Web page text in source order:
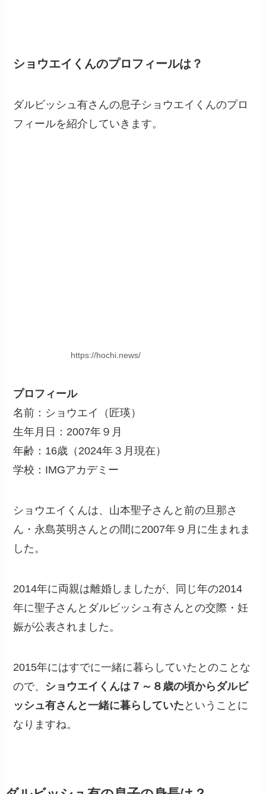
ショウエイくんのプロフィールは？
ダルビッシュ有さんの息子ショウエイくんのプロ
フィールを紹介していきます。
https://hochi.news/
プロフィール
名前：ショウエイ（匠瑛）
生年月日：2007年９月
年齢：16歳（2024年３月現在）
学校：IMGアカデミー
ショウエイくんは、山本聖子さんと前の旦那さ
ん・永島英明さんとの間に2007年９月に生まれま
した。
2014年に両親は離婚しましたが、同じ年の2014
年に聖子さんとダルビッシュ有さんとの交際・妊
娠が公表されました。
2015年にはすでに一緒に暮らしていたとのことな
ので、 ショウエイくんは７～８歳の頃からダルビ
ッシュ有さんと一緒に暮らしていた ということに
なりますね。